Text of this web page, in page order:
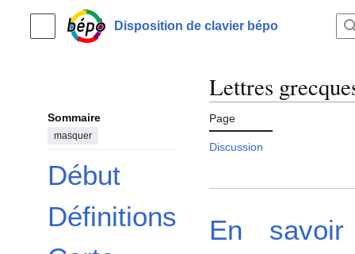
contenu
Menu principalDisposition de clavier bépo
Sommaire
masquer
Début
Définitions
Lettres
Page
Discussion
En